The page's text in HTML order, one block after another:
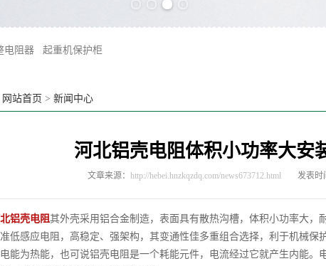
电阻器 起重机保护柜
网站首页 > 新闻中心
河北铝壳电阻体积小功率大安
文章来源： http://hebei.hnzkqzdq.com/news673712.html 发表时
铝壳电阻其外壳采用铝合金制造，表面具有散热沟槽，体积小功率大，
低感应电阻，高稳定、强架构，其变通性佳多重组合选择，利于机械保
能为热能，也可说铝壳电阻是一个耗能元件，电流经过它就产生内能。